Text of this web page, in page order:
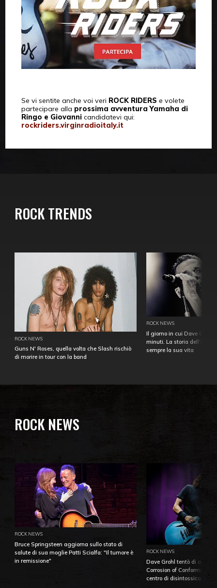
Se vi sentite anche voi veri ROCK RIDERS e volete
partecipare alla prossima avventura Yamaha di
Ringo e Giovannicandidatevi qui:
rockriders.virginradioitaly.it
ROCK TRENDS
ROCK NEWS
Guns N' Roses, quella volta che Slash rischiò
di morire in tour con la band
ROCK NEWS
Il giorno in cui Dave
minuti. La storia
sempre la sua vita
ROCK NEWS
ROCK NEWS
Bruce Springsteen aggiorna sullo stato di
salute di sua moglie Patti Scialfa: "Il tumore è
in remissione"
ROCK NEWS
Dave Grohl tentò di
Corrosion of Conformity
centro di